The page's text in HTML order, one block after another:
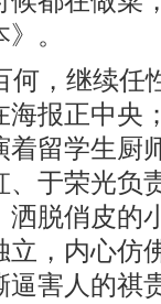
。
何，继续任
报正中央
留学生厨
于荣光负
脱俏皮的
，内心仿
害人的祺